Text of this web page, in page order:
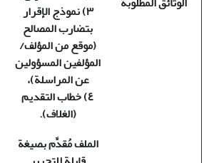
٣) نموذج الإقرار
بتضارب المصالح
(موقع من المؤلف/
المؤلفين المسؤولين
عن المراسلة)،
٤) خطاب التقديم
(الغلاف).
الملف مُقدَّم بصيغة